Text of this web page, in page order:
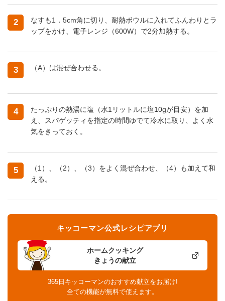
2
なすも1．5cm角に切り、耐熱ボウルに入れてふんわりとラ
ップをかけ、電子レンジ（600W）で2分加熱する。
3 （A）は混ぜ合わせる。
4
たっぷりの熱湯に塩（水1リットルに塩10gが目安）を加
え、スパゲッティを指定の時間ゆでて冷水に取り、よく水
気をきっておく。
5
（1）、（2）、（3）をよく混ぜ合わせ、（4）も加えて和
える。
ホームクッキング
きょうの献立
キッコーマン公式レシピアプリ
365日キッコーマンのおすすめ献立をお届け!
全ての機能が無料で使えます。